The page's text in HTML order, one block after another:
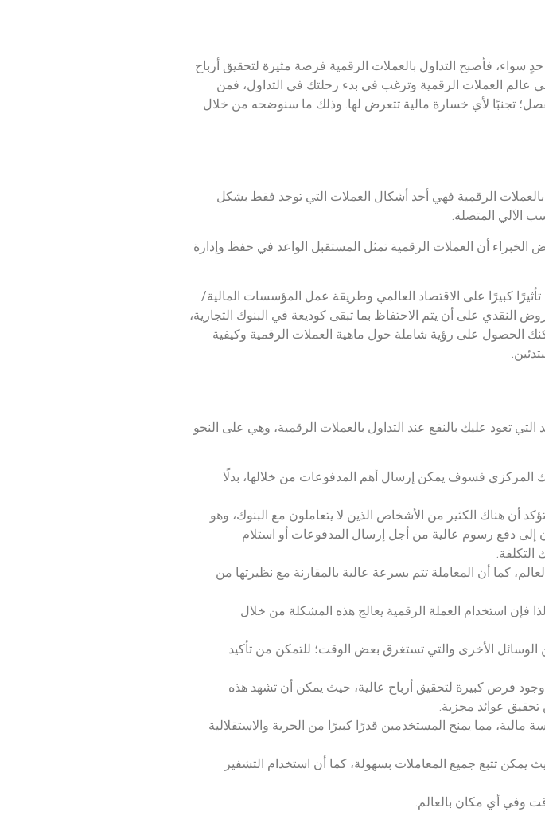
سواء، فأصبح التداول بالعملات الرقمية فرصة مثيرة لتحقيق أرباح
في عالم العملات الرقمية وترغب في بدء رحلتك في التداول، فمن
تجنبًا لأي خسارة مالية تتعرض لها. وذلك ما سنوضحه من خلال
الرقمية فهي أحد أشكال العملات التي توجد فقط بشكل
الآلي المتصلة.
الخبراء أن العملات الرقمية تمثل المستقبل الواعد في حفظ وإدارة
كبيرًا على الاقتصاد العالمي وطريقة عمل المؤسسات المالية/
الكندية المتداولة بالفعل حوالي 5% من إجمالي المعروض النقدي على أن يتم الاحتفاظ بما تبقى كوديعة في البنوك التجارية،
الحصول على رؤية شاملة حول ماهية العملات الرقمية وكيفية
تعود عليك بالنفع عند التداول بالعملات الرقمية، وهي على النحو
المركزي فسوف يمكن إرسال أهم المدفوعات من خلالها، بدلًا
أن هناك الكثير من الأشخاص الذين لا يتعاملون مع البنوك، وهو
دفع رسوم عالية من أجل إرسال المدفوعات أو استلام
التكلفة.
كما أن المعاملة تتم بسرعة عالية بالمقارنة مع نظيرتها من
فإن استخدام العملة الرقمية يعالج هذه المشكلة من خلال
الأخرى والتي تستغرق بعض الوقت؛ للتمكن من تأكيد
وجود فرص كبيرة لتحقيق أرباح عالية، حيث يمكن أن تشهد هذه
تحقيق عوائد مجزية.
مما يمنح المستخدمين قدرًا كبيرًا من الحرية والاستقلالية
يمكن تتبع جميع المعاملات بسهولة، كما أن استخدام التشفير
وفي أي مكان بالعالم.